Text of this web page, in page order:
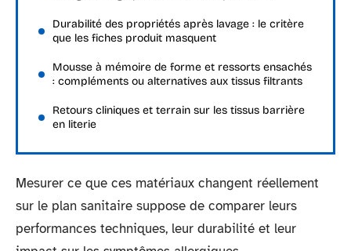
Durabilité des propriétés après lavage : le critère
que les fiches produit masquent
Mousse à mémoire de forme et ressorts ensachés
: compléments ou alternatives aux tissus filtrants
Retours cliniques et terrain sur les tissus barrière
en literie
Mesurer ce que ces matériaux changent réellement
sur le plan sanitaire suppose de comparer leurs
performances techniques, leur durabilité et leur